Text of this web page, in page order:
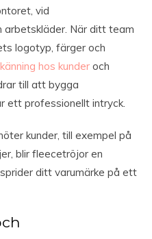
vid
arbetskläder. När ditt team
logotyp, färger och
hos kunder och
till att bygga
ett professionellt intryck.
kunder, till exempel på
blir fleecetröjor en
ditt varumärke på ett